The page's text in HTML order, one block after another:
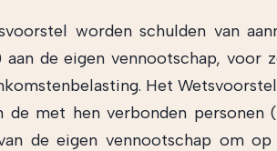
worden schulden van
aan de eigen vennootschap, voor
Het
de met hen verbonden personen
de eigen vennootschap om